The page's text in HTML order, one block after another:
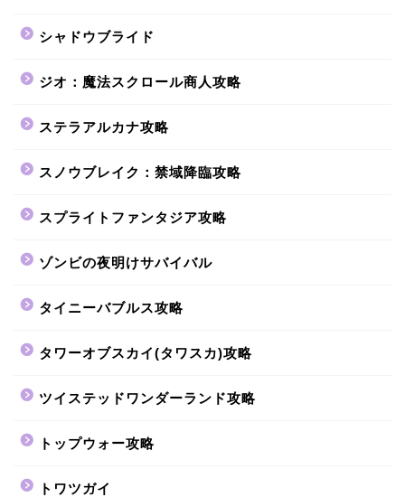
シャドウブライド
ジオ：魔法スクロール商人攻略
ステラアルカナ攻略
スノウブレイク：禁域降臨攻略
スプライトファンタジア攻略
ゾンビの夜明けサバイバル
タイニーバブルス攻略
タワーオブスカイ(タワスカ)攻略
ツイステッドワンダーランド攻略
トップウォー攻略
トワツガイ